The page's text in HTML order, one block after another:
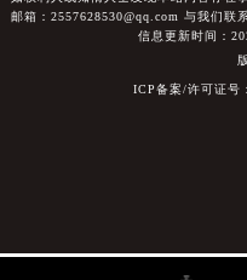
邮箱：2557628530@qq.com 与我们联
信息更新时间：
ICP备案/许可证号